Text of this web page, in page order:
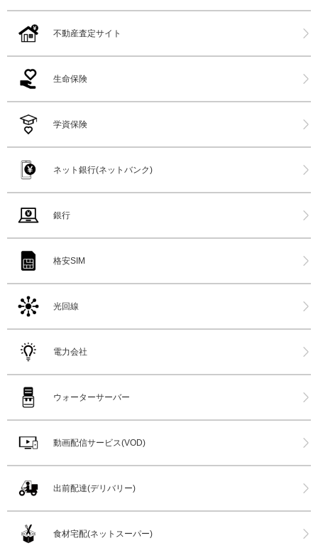
不動産査定サイト
生命保険
学資保険
ネット銀行(ネットバンク)
銀行
格安SIM
光回線
電力会社
ウォーターサーバー
動画配信サービス(VOD)
出前配達(デリバリー)
食材宅配(ネットスーパー)